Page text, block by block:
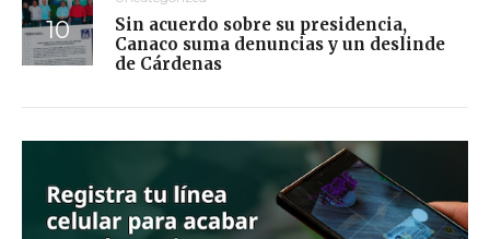
Sin acuerdo sobre su presidencia,
Canaco suma denuncias y un deslinde
de Cárdenas